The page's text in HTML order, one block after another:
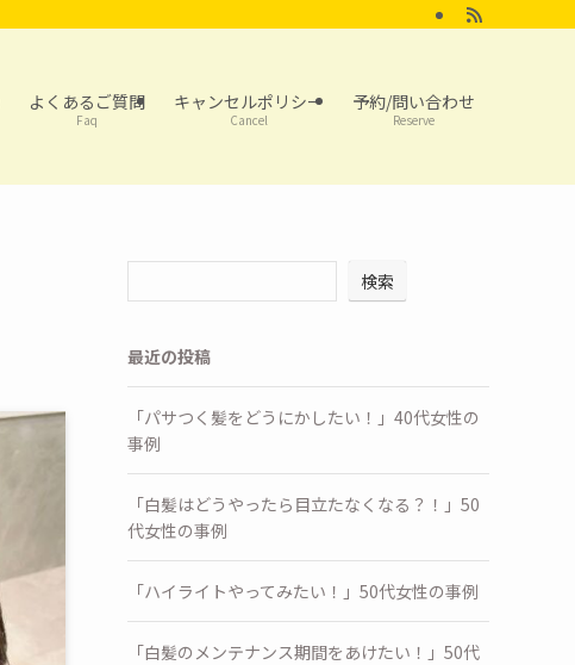
よくあるご質問
Faq
キャンセルポリシー
Cancel
予約/問い合わせ
Reserve
検索
最近の投稿
「パサつく髪をどうにかしたい！」40代女性の
事例
「白髪はどうやったら目立たなくなる？！」50
代女性の事例
「ハイライトやってみたい！」50代女性の事例
「白髪のメンテナンス期間をあけたい！」50代